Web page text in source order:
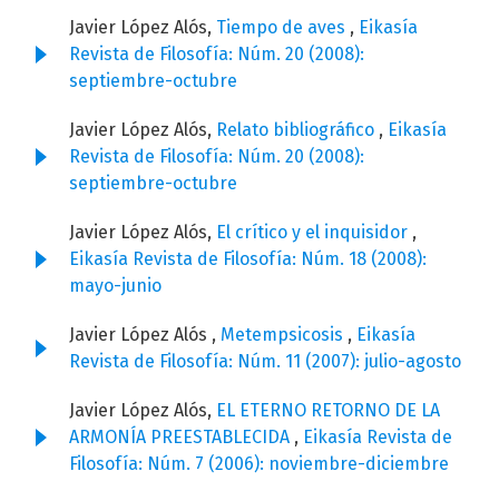
Javier López Alós, Tiempo de aves , Eikasía
Revista de Filosofía: Núm. 20 (2008):
septiembre-octubre
Javier López Alós, Relato bibliográfico , Eikasía
Revista de Filosofía: Núm. 20 (2008):
septiembre-octubre
Javier López Alós, El crítico y el inquisidor ,
Eikasía Revista de Filosofía: Núm. 18 (2008):
mayo-junio
Javier López Alós , Metempsicosis , Eikasía
Revista de Filosofía: Núm. 11 (2007): julio-agosto
Javier López Alós, EL ETERNO RETORNO DE LA
ARMONÍA PREESTABLECIDA , Eikasía Revista de
Filosofía: Núm. 7 (2006): noviembre-diciembre